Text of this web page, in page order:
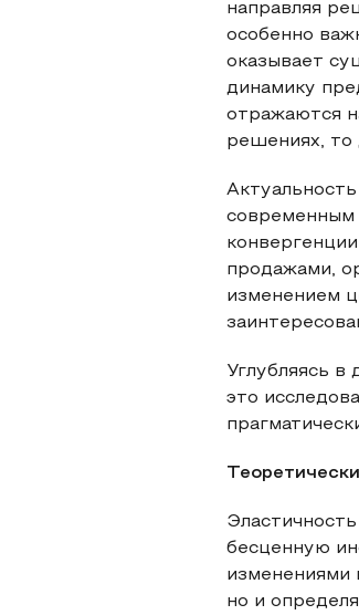
направляя
особенно
оказывает
динамику
отражаются
решениях, то
современным
продажами,
изменением
Углубляясь в
это
бесценную
изменениями
но и